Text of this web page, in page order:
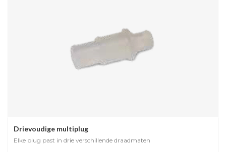
Drievoudige multiplug
Elke plug past in drie verschillende draadmaten